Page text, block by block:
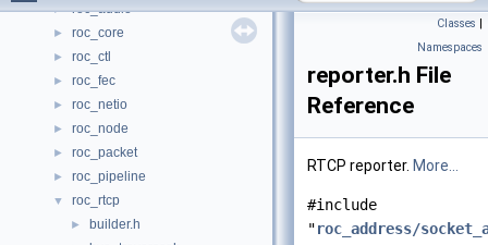
► roc_audio
► roc_core
► roc_ctl
► roc_fec
► roc_netio
► roc_node
► roc_packet
► roc_pipeline
▼ roc_rtcp
► builder.h
Classes |
Namespaces
reporter.h File
Reference
RTCP reporter. More...
#include
"roc_address/